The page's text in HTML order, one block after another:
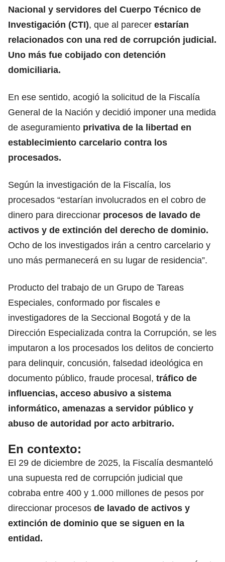
Nacional y servidores del Cuerpo Técnico de
Investigación (CTI), que al parecer estarían
relacionados con una red de corrupción judicial.
Uno más fue cobijado con detención
domiciliaria.
En ese sentido, acogió la solicitud de la Fiscalía
General de la Nación y decidió imponer una medida
de aseguramiento privativa de la libertad en
establecimiento carcelario contra los
procesados.
Según la investigación de la Fiscalía, los
procesados “estarían involucrados en el cobro de
dinero para direccionar procesos de lavado de
activos y de extinción del derecho de dominio.
Ocho de los investigados irán a centro carcelario y
uno más permanecerá en su lugar de residencia”.
Producto del trabajo de un Grupo de Tareas
Especiales, conformado por fiscales e
investigadores de la Seccional Bogotá y de la
Dirección Especializada contra la Corrupción, se les
imputaron a los procesados los delitos de concierto
para delinquir, concusión, falsedad ideológica en
documento público, fraude procesal, tráfico de
influencias, acceso abusivo a sistema
informático, amenazas a servidor público y
abuso de autoridad por acto arbitrario.
En contexto:
El 29 de diciembre de 2025, la Fiscalía desmanteló
una supuesta red de corrupción judicial que
cobraba entre 400 y 1.000 millones de pesos por
direccionar procesos de lavado de activos y
extinción de dominio que se siguen en la
entidad.